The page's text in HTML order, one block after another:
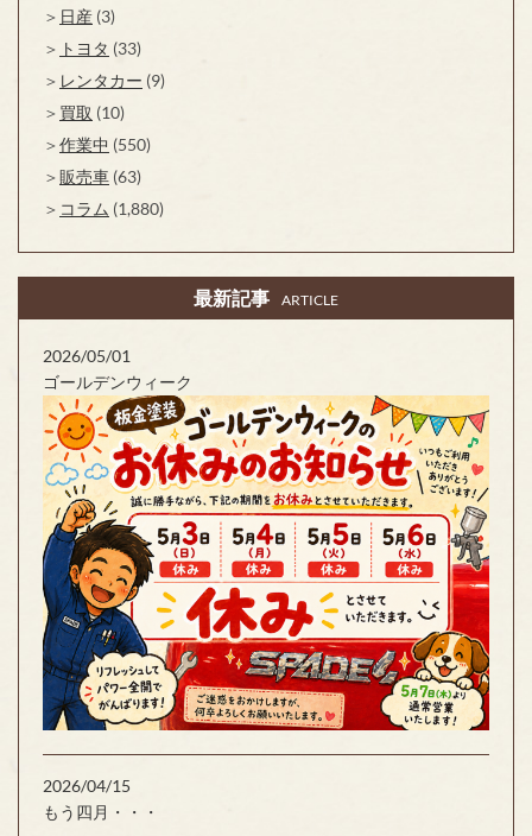
日産 (3)
トヨタ (33)
レンタカー (9)
買取 (10)
作業中 (550)
販売車 (63)
コラム (1,880)
最新記事 ARTICLE
2026/05/01
ゴールデンウィーク
2026/04/15
もう四月・・・